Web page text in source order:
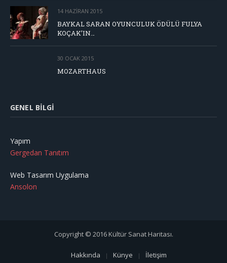
14 HAZIRAN 2015
BAYKAL SARAN OYUNCULUK ÖDÜLÜ FULYA
KOÇAK’IN…
30 OCAK 2015
MOZARTHAUS
GENEL BILGI
Yapım
Gergedan Tanıtım
Web Tasarım Uygulama
Ansolon
Copyright © 2016 Kültür Sanat Haritası.
Hakkında Künye İletişim